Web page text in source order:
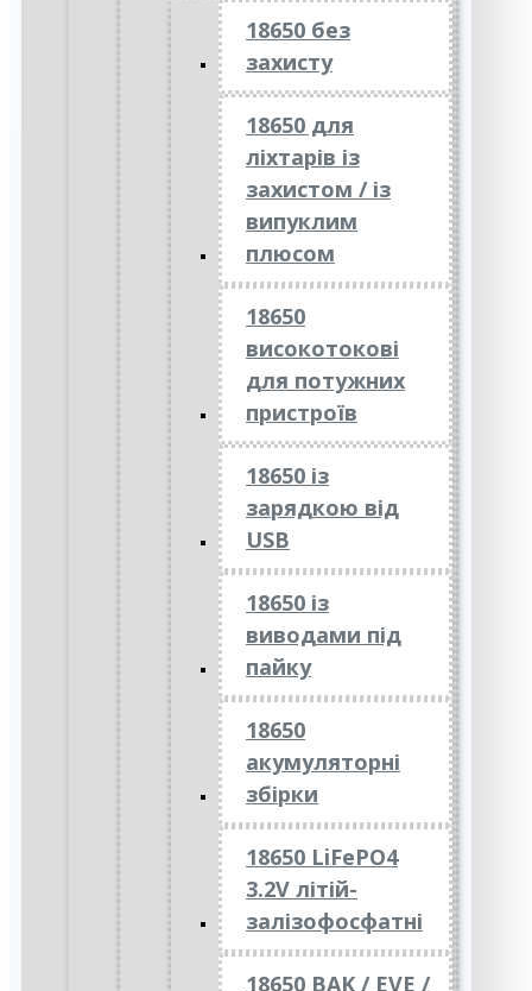
18650 без
захисту
18650 для
ліхтарів із
захистом / із
випуклим
плюсом
18650
високотокові
для потужних
пристроїв
18650 із
зарядкою від
USB
18650 із
виводами під
пайку
18650
акумуляторні
збірки
18650 LiFePO4
3.2V літій-
залізофосфатні
18650 BAK / EVE /